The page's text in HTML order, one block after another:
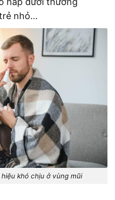
nhỏ…
khó chịu ở vùng mũi